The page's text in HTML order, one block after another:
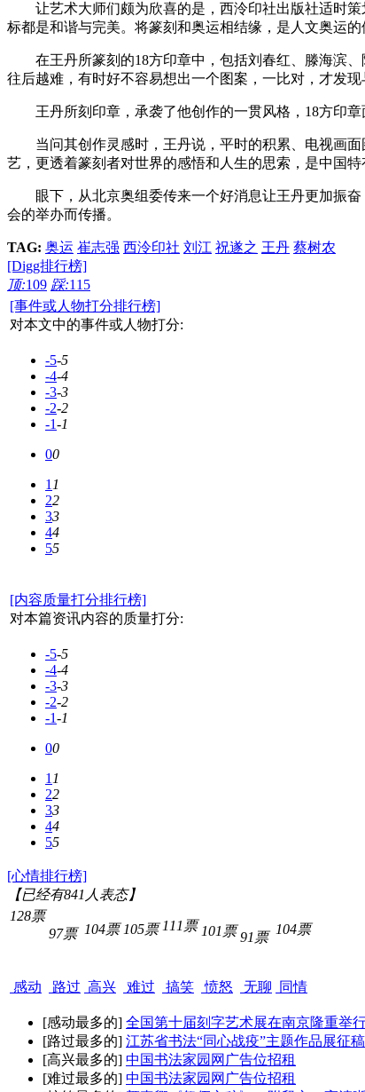
让艺术大师们颇为欣喜的是，西泠印社出版社适时策
标都是和谐与完美。将篆刻和奥运相结缘，是人文奥运
在王丹所篆刻的18方印章中，包括刘春红、滕海滨、
往后越难，有时好不容易想出一个图案，一比对，才发
王丹所刻印章，承袭了他创作的一贯风格，18方印章
当问其创作灵感时，王丹说，平时的积累、电视画面
艺，更透着篆刻者对世界的感悟和人生的思索，是中国
眼下，从北京奥组委传来一个好消息让王丹更加振奋
会的举办而传播。
TAG: 奥运 崔志强 西泠印社 刘江 祝遂之 王丹 蔡树农
[Digg排行榜]
顶:109 踩:115
[事件或人物打分排行榜]
对本文中的事件或人物打分:
-5-5
-4-4
-3-3
-2-2
-1-1
00
11
22
33
44
55
[内容质量打分排行榜]
对本篇资讯内容的质量打分:
-5-5
-4-4
-3-3
-2-2
-1-1
00
11
22
33
44
55
[心情排行榜]
【已经有841人表态】
128票
感动
97票
路过
104票
高兴
105票
难过
111票
搞笑
101票
愤怒
91票
无聊
104票
同情
[感动最多的] 全国第十届刻字艺术展在南京隆重举
[路过最多的] 江苏省书法“同心战疫”主题作品展征
[高兴最多的] 中国书法家园网广告位招租
[难过最多的] 中国书法家园网广告位招租